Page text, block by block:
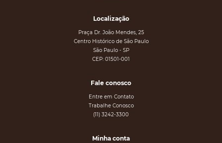
Localização
Praça Dr. João Mendes, 25
Centro Histórico de São Paulo
São Paulo - SP
CEP: 01501-001
Fale conosco
Entre em Contato
Trabalhe Conosco
(11) 3242-3300
Minha conta